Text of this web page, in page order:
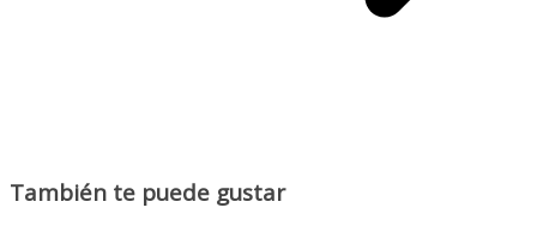
También te puede gustar